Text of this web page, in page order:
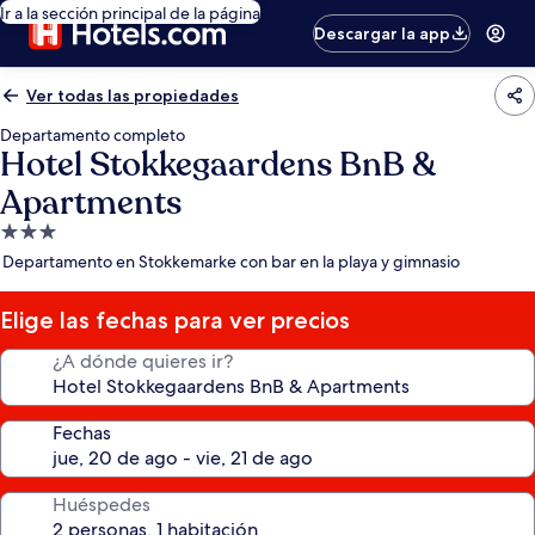
Ir a la sección principal de la página
Descargar la app
Ver todas las propiedades
Departamento completo
Hotel Stokkegaardens BnB &
Apartments
Propiedad
de
estrellas
Departamento en Stokkemarke con bar en la playa y gimnasio
Elige las fechas para ver precios
¿A dónde quieres ir?
Fechas
Huéspedes